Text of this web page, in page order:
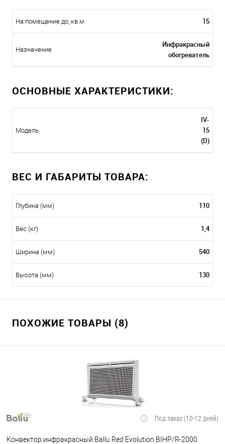
На помещение до, кв.м 15
Назначение
Инфракрасный
обогреватель
ОСНОВНЫЕ ХАРАКТЕРИСТИКИ:
Модель
IV-
15
(D)
ВЕС И ГАБАРИТЫ ТОВАРА:
Глубина (мм) 110
Вес (кг) 1,4
Ширина (мм) 540
Высота (мм) 130
ПОХОЖИЕ ТОВАРЫ (8)
Под заказ (10-12 дней)
Конвектор инфракрасный Ballu Red Evolution BIHP/R-2000